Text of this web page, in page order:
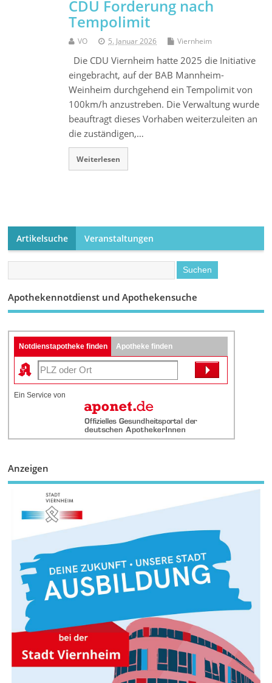
CDU Forderung nach
Tempolimit
VO 5. Januar 2026 Viernheim
Die CDU Viernheim hatte 2025 die Initiative
eingebracht, auf der BAB Mannheim-
Weinheim durchgehend ein Tempolimit von
100km/h anzustreben. Die Verwaltung wurde
beauftragt dieses Vorhaben weiterzuleiten an
die zuständigen,…
Weiterlesen
Artikelsuche Veranstaltungen
Apothekennotdienst und Apothekensuche
Notdienstapotheke finden Apotheke finden
Ein Service von
Anzeigen